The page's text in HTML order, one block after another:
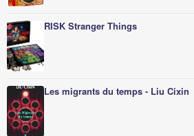
RISK Stranger Things
Les migrants du temps - Liu Cixin